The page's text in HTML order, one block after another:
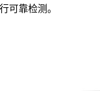
可靠检测。